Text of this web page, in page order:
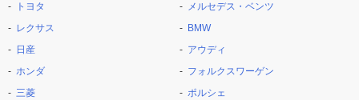
トヨタ
レクサス
日産
ホンダ
三菱
メルセデス・ベンツ
BMW
アウディ
フォルクスワーゲン
ポルシェ